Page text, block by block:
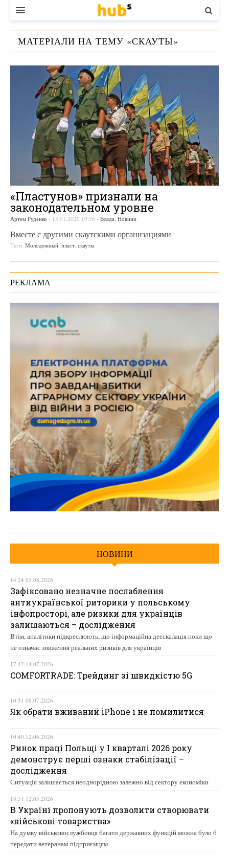
ВЛАДА
ЕКОНОМІКА
БІЗНЕС
СТАРТЕР
КОНТАКТИ
МАТЕРІАЛИ НА ТЕМУ «СКАУТЫ»
«Пластунов» признали на
законодательном уровне
Артем Руденко - 13.01.2020 19:56 - Влада, Новини
Вместе с другими скаутскими организациями
Теги: Молодежный, пласт, скауты
РЕКЛАМА
НОВИНИ
14:24 05.08.2026
Зафіксовано незначне послаблення
антиукраїнської риторики у польському
інфопросторі, але ризики для українців
залишаються – дослідження
Втім, аналітики підкреслюють, що інформаційна деескалація поки що
не означає зниження реальних ризиків для українців
17:42 14.07.2026
COMFORTRADE: Трейдинг зі швидкістю 5G
10:51 08.07.2026
Як обрати вживаний iPhone і не помилитися
10:40 12.06.2026
Ринок праці Польщі у І кварталі 2026 року
демонструє перші ознаки стабілізації –
дослідження
Ситуація залишається неоднорідною залежно від сектору економіки
18:51 12.05.2026
В Україні пропонують дозволити створювати
«військові товариства»
На думку військовослужбовця багато державних функцій можна було б
передати ветеранам-підприємцям